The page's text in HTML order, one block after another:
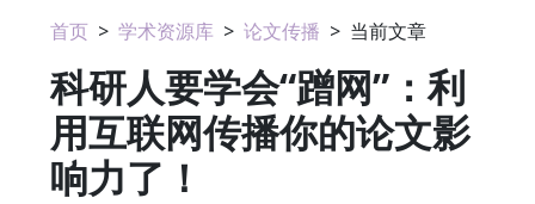
首页 > 学术资源库 > 论文传播 > 当前文章
科研人要学会“蹭网”：利
用互联网传播你的论文影
响力了！